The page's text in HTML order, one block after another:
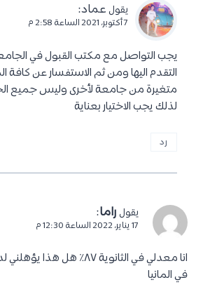
يقول عماد:
7 أكتوبر، 2021 الساعة 2:58 م
يجب التواصل مع مكتب القبول في
التقدم اليها ومن ثم الاستفسار عن كافة
متغيرة من جامعة لأخرى وليس جميع
لذلك يجب الاختيار بعناية
رد
يقول راما:
17 يناير، 2022 الساعة 12:30 م
انا معدلي في الثانوية ٨٧٪؜
في المانيا